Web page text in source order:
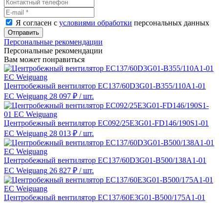
Я согласен с условиями обработки персональных данных
Отправить
Персональные рекомендации
Персональные рекомендации
Вам может понравиться
Центробежный вентилятор EC137/60D3G01-B355/110A1-01
EC Weiguang 28 097 ₽ / шт.
Центробежный вентилятор EC092/25E3G01-FD146/190S1-01
EC Weiguang 28 013 ₽ / шт.
Центробежный вентилятор EC137/60D3G01-B500/138A1-01
EC Weiguang 26 827 ₽ / шт.
Центробежный вентилятор EC137/60E3G01-B500/175A1-01